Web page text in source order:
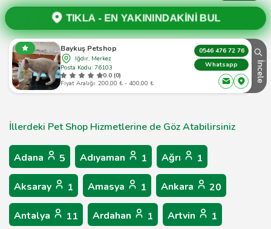
TIKLA -EN YAKININDAKİNİ BUL
Baykuş Petshop
Iğdır, Merkez
Posta Kodu: 76103
0.0 (0)
Fiyat Aralığı: 200,00 ₺ - 400,00 ₺
0546 476 72 76
Whatsapp
İncele
İllerdeki Pet Shop Hizmetlerine de Göz Atabilirsiniz
Adana 5 Adıyaman 1 Ağrı 1
Aksaray 1 Amasya 1 Ankara 20
Antalya 11 Ardahan 1 Artvin 1